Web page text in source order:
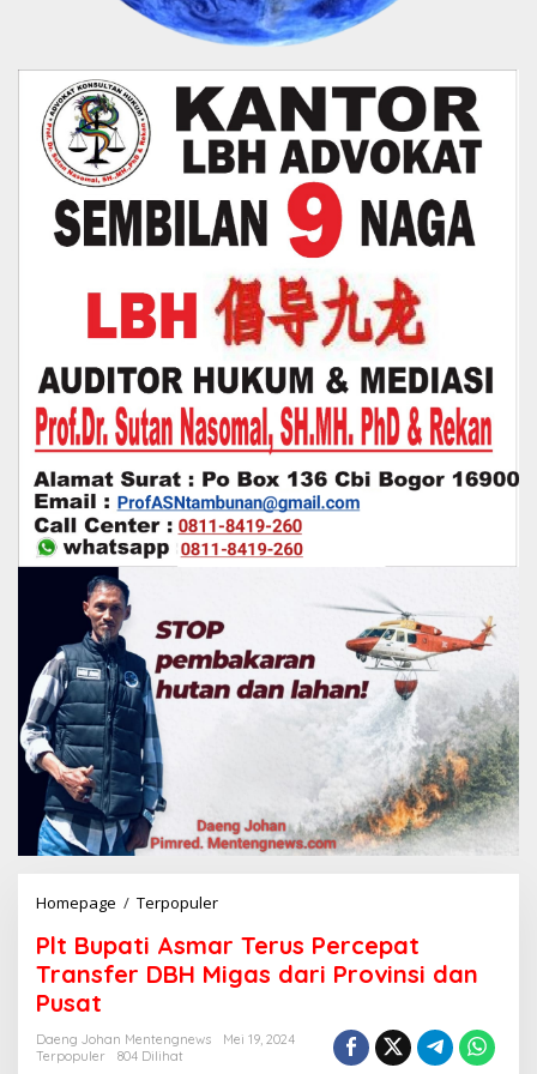
Homepage / Terpopuler
t
B
u
a
Plt Bupati Asmar Terus Percepat
Transfer DBH Migas dari Provinsi dan
Pusat
Daeng Johan Mentengnews
Mei 19, 2024
Terpopuler
804 Dilihat